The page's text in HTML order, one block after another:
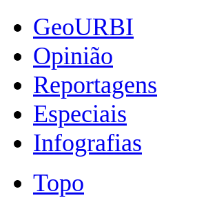
GeoURBI
Opinião
Reportagens
Especiais
Infografias
Topo